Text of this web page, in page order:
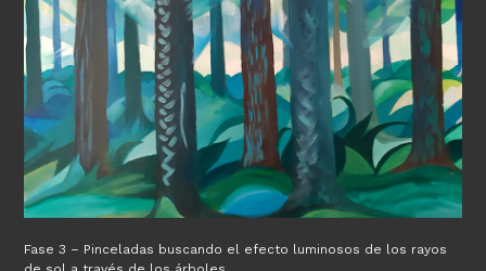
Fase 3 – Pinceladas buscando el efecto luminosos de los rayos